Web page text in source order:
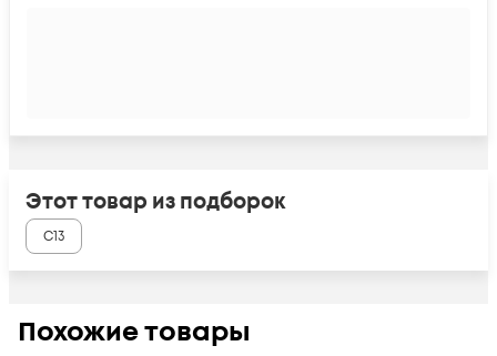
Этот товар из подборок
C13
Похожие товары